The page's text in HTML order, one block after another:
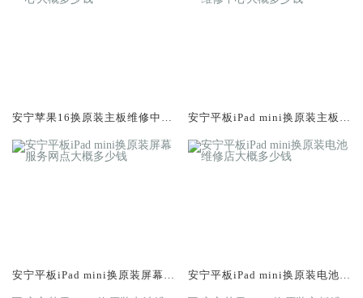
安宁苹果16换原装主板维修中心
安宁平板iPad mini换原装主板维
安宁平板iPad mini换原装屏幕服
安宁平板iPad mini换原装电池维